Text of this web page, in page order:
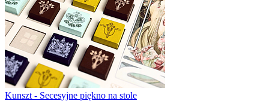
Kunszt - Secesyjne piękno na stole